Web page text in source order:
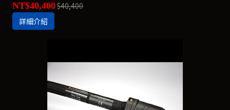
NT$40,400$40,400
詳細介紹